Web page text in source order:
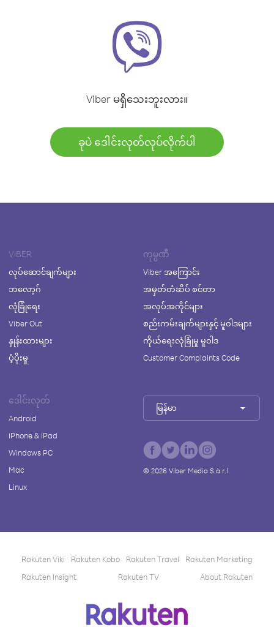
Viber မရှိသေးဘူးလား။
ခုပဲ ဒေါင်းလုတ်လုပ်လိုက်ပါ
VIBER
လုပ်ဆောင်ချက်များ
ဘလော့ဂ်
လုံခြုံရေး
Viber Out
နှုန်းထားများ
ပံ့ပိုးမှု
ကုမ္ပဏီ
Viber အကြောင်း
အမှတ်တံဆိပ် စင်တာ
အလုပ်အကိုင်များ
စည်းကမ်းချက်များနှင့် မူဝါဒများ
ကိုယ်ရေးလုံခြုံမှု မူဝါဒ
Customer Complaints Code
ဒေါင်းလုတ်
Android
iPhone & iPad
Windows PC
Mac
Linux
မြန်မာ
© 2026Viber Media S.à r.l.
Rakuten Viki Rakuten Kobo Rakuten Travel
Rakuten Marketing
Rakuten Insight
Rakuten TV About Rakuten